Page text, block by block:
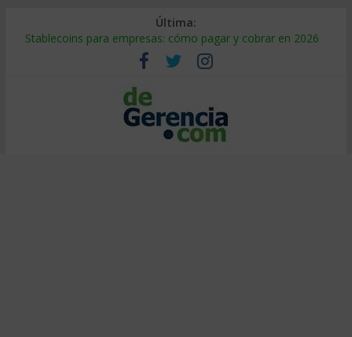
Última:
Stablecoins para empresas: cómo pagar y cobrar en 2026
Despido silencioso: qué es y por qué sale tan caro
IA en selección de personal: cómo auditarla a tiempo
Trabajo forzoso en la cadena de suministro: qué hacer
Mercado hispano de EE. UU.: cómo segmentarlo y venderle